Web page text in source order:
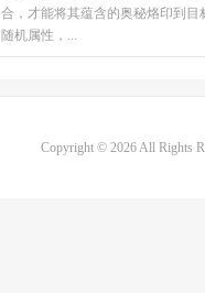
合，才能将其蕴含的奥秘烙印到
随机属性，...
Copyright © 2026 All Rights